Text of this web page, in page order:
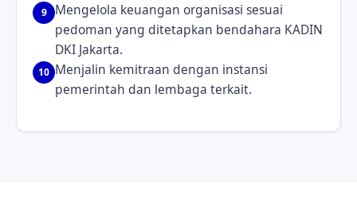
9
Mengelola keuangan organisasi sesuai
pedoman yang ditetapkan bendahara KADIN
DKI Jakarta.
10 Menjalin kemitraan dengan instansi
pemerintah dan lembaga terkait.